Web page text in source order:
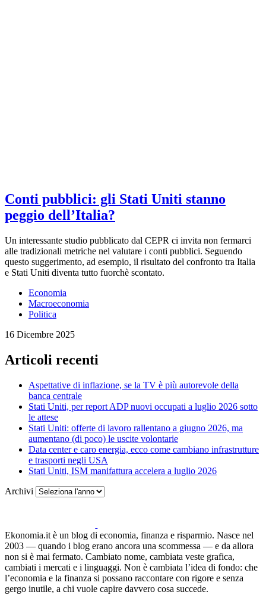
Conti pubblici: gli Stati Uniti stanno
peggio dell’Italia?
Un interessante studio pubblicato dal CEPR ci invita non fermarci
alle tradizionali metriche nel valutare i conti pubblici. Seguendo
questo suggerimento, ad esempio, il risultato del confronto tra Italia
e Stati Uniti diventa tutto fuorchè scontato.
Economia
Macroeconomia
Politica
16 Dicembre 2025
Articoli recenti
Aspettative di inflazione, se la TV è più autorevole della
banca centrale
Stati Uniti, per report ADP nuovi occupati a luglio 2026 sotto
le attese
Stati Uniti: offerte di lavoro rallentano a giugno 2026, ma
aumentano (di poco) le uscite volontarie
Data center e caro energia, ecco come cambiano infrastrutture
e trasporti negli USA
Stati Uniti, ISM manifattura accelera a luglio 2026
Archivi
Ekonomia.it è un blog di economia, finanza e risparmio. Nasce nel
2003 — quando i blog erano ancora una scommessa — e da allora
non si è mai fermato. Cambiato nome, cambiata veste grafica,
cambiati i mercati e i linguaggi. Non è cambiata l’idea di fondo: che
l’economia e la finanza si possano raccontare con rigore e senza
gergo inutile, a chi vuole capire davvero cosa succede.